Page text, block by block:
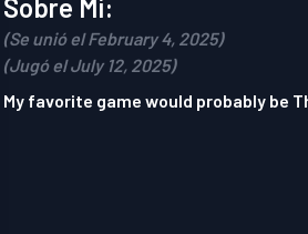
Sobre Mí:
(Se unió el February 4, 2025)
(Jugó el July 12, 2025)
My favorite game would probably be